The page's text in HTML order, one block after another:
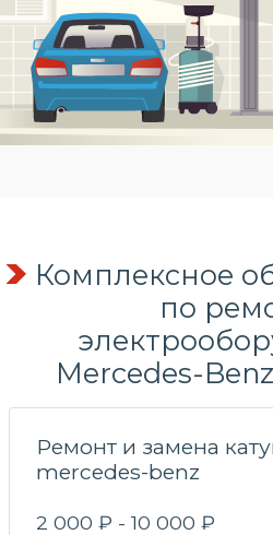
Комплексное
по
Mercedes-
Ремонт и замена
mercedes-benz
2 000 ₽ - 10 000 ₽